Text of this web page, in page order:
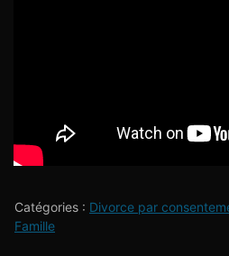
Catégories : Divorce par
Famille